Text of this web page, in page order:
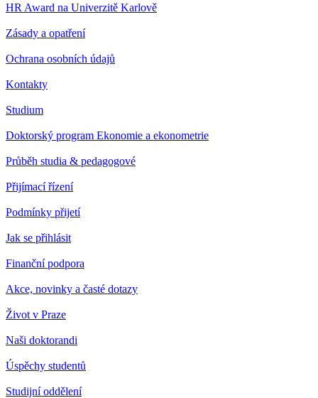
HR Award na Univerzitě Karlově
Zásady a opatření
Ochrana osobních údajů
Kontakty
Studium
Doktorský program Ekonomie a ekonometrie
Průběh studia & pedagogové
Přijímací řízení
Podmínky přijetí
Jak se přihlásit
Finanční podpora
Akce, novinky a časté dotazy
Život v Praze
Naši doktorandi
Úspěchy studentů
Studijní oddělení